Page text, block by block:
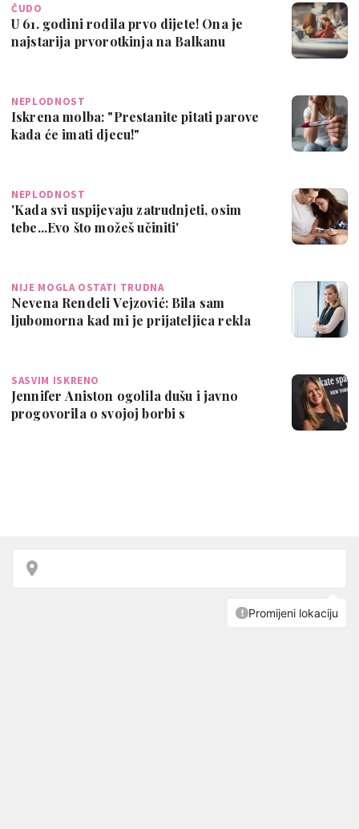
ČUDO
U 61. godini rodila prvo dijete! Ona je
najstarija prvorotkinja na Balkanu
NEPLODNOST
Iskrena molba: "Prestanite pitati parove
kada će imati djecu!"
NEPLODNOST
'Kada svi uspijevaju zatrudnjeti, osim
tebe...Evo što možeš učiniti'
NIJE MOGLA OSTATI TRUDNA
Nevena Rendeli Vejzović: Bila sam
ljubomorna kad mi je prijateljica rekla
SASVIM ISKRENO
Jennifer Aniston ogolila dušu i javno
progovorila o svojoj borbi s